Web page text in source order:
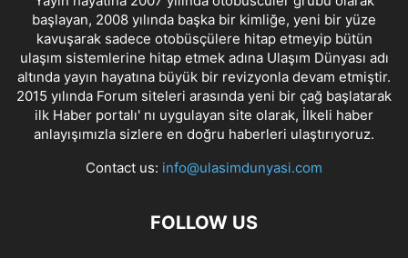
başlayan, 2008 yılında başka bir kimliğe, yeni bir yüze
kavuşarak sadece otobüsçülere hitap etmeyip bütün
ulaşım sistemlerine hitap etmek adına Ulaşım Dünyası adı
altında yayın hayatına büyük bir revizyonla devam etmiştir.
2015 yılında Forum siteleri arasında yeni bir çağ başlatarak
ilk Haber portalı' nı uygulayan site olarak, İlkeli haber
anlayışımızla sizlere en doğru haberleri ulaştırıyoruz.
Contact us: info@ulasimdunyasi.com
FOLLOW US